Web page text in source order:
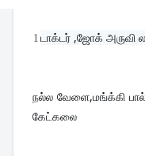
1டாக்டர் ,ஜோக் அருவி
நல்ல வேளை,மங்க்கி
கேட்கலை